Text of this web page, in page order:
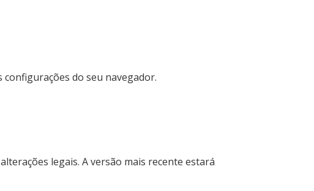
do seu navegador.
legais. A versão mais recente estará